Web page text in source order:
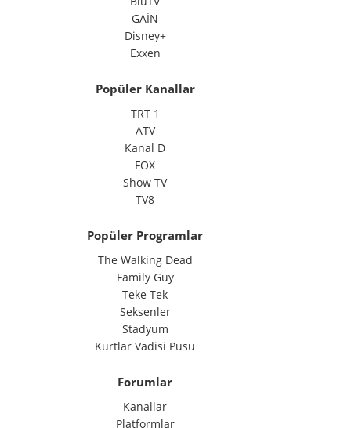
GAİN
Disney+
Exxen
Popüler Kanallar
TRT 1
ATV
Kanal D
FOX
Show TV
TV8
Popüler Programlar
The Walking Dead
Family Guy
Teke Tek
Seksenler
Stadyum
Kurtlar Vadisi Pusu
Forumlar
Kanallar
Platformlar